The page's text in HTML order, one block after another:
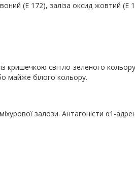
(Е 172), заліза оксид жовтий (Е
кришечкою світло-зеленого
майже білого кольору.
залози. Антагоністи α1 -